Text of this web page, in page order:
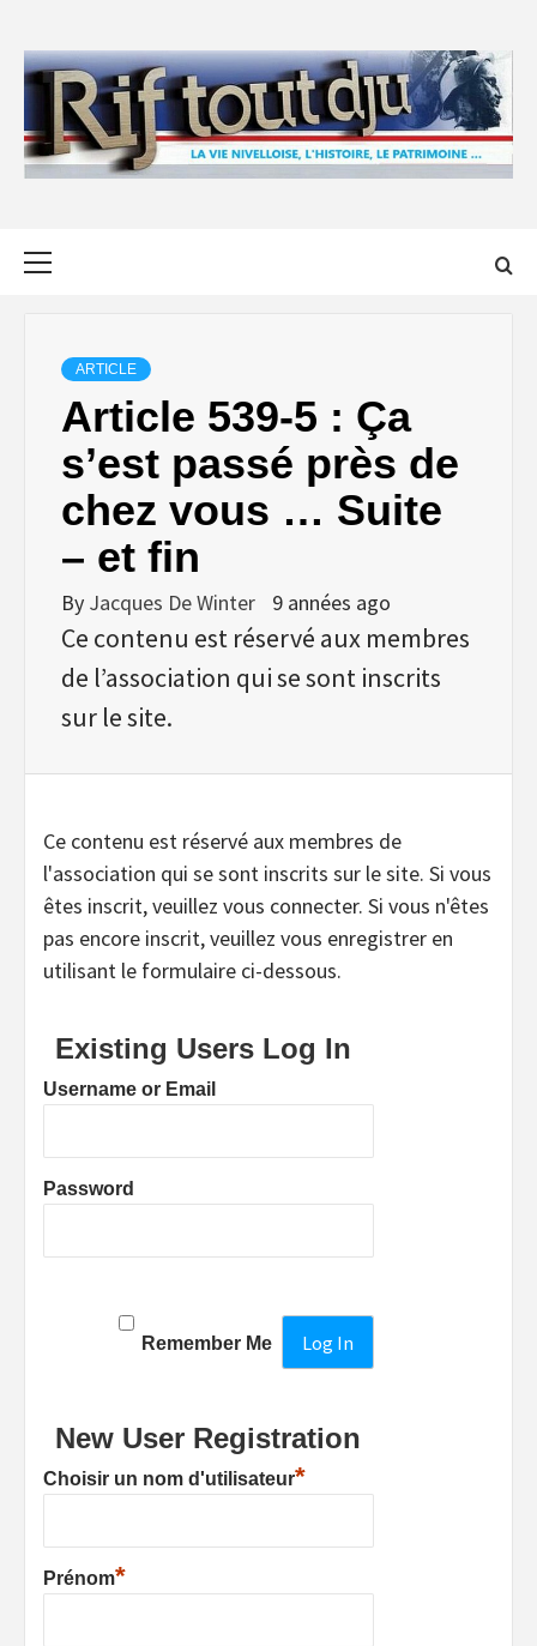
content
ARTICLE
Article 539-5 : Ça
s’est passé près de
chez vous … Suite
– et fin
By Jacques De Winter 9 années ago
Ce contenu est réservé aux membres
de l’association qui se sont inscrits
sur le site.
Ce contenu est réservé aux membres de
l'association qui se sont inscrits sur le site. Si vous
êtes inscrit, veuillez vous connecter. Si vous n'êtes
pas encore inscrit, veuillez vous enregistrer en
utilisant le formulaire ci-dessous.
Existing Users Log In
Username or Email
Password
Remember Me
New User Registration
Choisir un nom d'utilisateur*
Prénom*